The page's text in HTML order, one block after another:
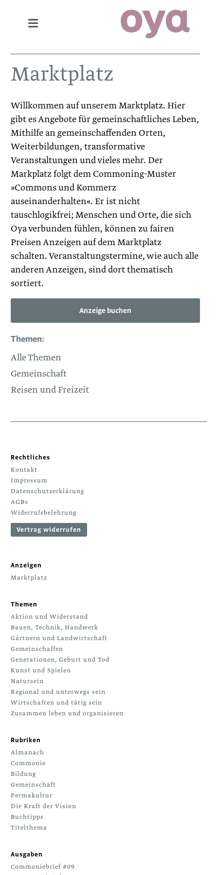
Marktplatz
Willkommen auf unserem Marktplatz. Hier
gibt es Angebote für gemeinschaftliches Leben,
Mithilfe an gemeinschaffenden Orten,
Weiterbildungen, transformative
Veranstaltungen und vieles mehr. Der
Markplatz folgt dem Commoning-Muster
»Commons und Kommerz
auseinanderhalten«. Er ist nicht
tauschlogikfrei; Menschen und Orte, die sich
Oya verbunden fühlen, können zu fairen
Preisen Anzeigen auf dem Marktplatz
schalten. Veranstaltungstermine, wie auch alle
anderen Anzeigen, sind dort thematisch
sortiert.
Anzeige buchen
Themen:
Alle Themen
Gemeinschaft
Reisen und Freizeit
Rechtliches
Kontakt
Impressum
Datenschutzerklärung
AGBs
Widerrufsbelehrung
Vertrag widerrufen
Anzeigen
Marktplatz
Themen
Aktion und Widerstand
Bauen, Technik, Handwerk
Gärtnern und Landwirtschaft
Gemeinschaffen
Generationen, Geburt und Tod
Kunst und Spielen
Natursein
Regional und unterwegs sein
Wirtschaften und tätig sein
Zusammen leben und organisieren
Rubriken
Almanach
Commonie
Bildung
Gemeinschaft
Permakultur
Die Kraft der Vision
Buchtipps
Titelthema
Ausgaben
Commoniebrief #09